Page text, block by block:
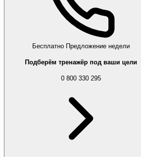
Бесплатно Предложение недели
Подберём тренажёр под ваши цели
0 800 330 295